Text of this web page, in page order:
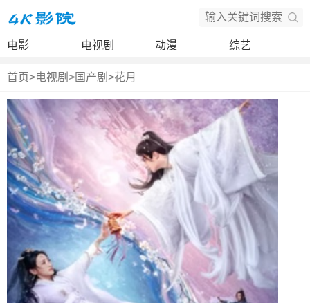
电影 电视剧 动漫 综艺
首页>电视剧 >国产剧 >花月